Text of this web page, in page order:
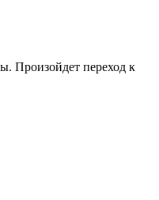
Произойдет переход к